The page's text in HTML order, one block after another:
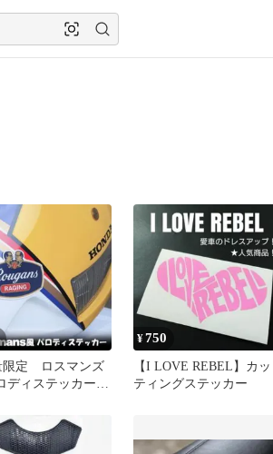
定 ロスマンズ
ディステッカー
見
¥750
【I LOVE REBEL】カッ
ティングステッカー